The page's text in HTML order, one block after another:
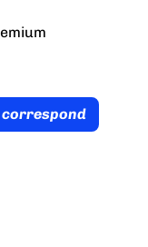
correspond